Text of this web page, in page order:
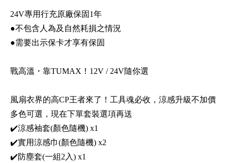
24V專用行充原廠保固1年
●不包含人為及自然耗損之情況
●需要出示保卡才享有保固
戰高溫・靠TUMAX！12V / 24V隨你選
風扇衣界的高CP王者來了！工具魂必收，涼感升級不加價
多色可選，現在下單套裝選項再送
✔️涼感袖套(顏色隨機) x1
✔️實用涼感巾(顏色隨機) x2
✔️防塵套(一組2入) x1